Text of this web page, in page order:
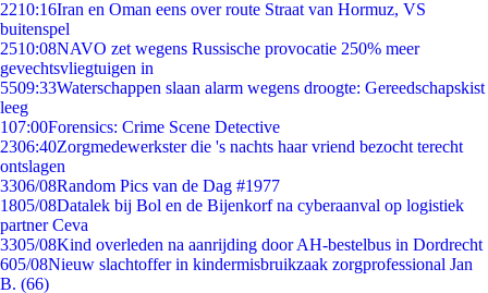
2210:16Iran en Oman eens over route Straat van Hormuz, VS
buitenspel
2510:08NAVO zet wegens Russische provocatie 250% meer
gevechtsvliegtuigen in
5509:33Waterschappen slaan alarm wegens droogte: Gereedschapskist
leeg
107:00Forensics: Crime Scene Detective
2306:40Zorgmedewerkster die 's nachts haar vriend bezocht terecht
ontslagen
3306/08Random Pics van de Dag #1977
1805/08Datalek bij Bol en de Bijenkorf na cyberaanval op logistiek
partner Ceva
3305/08Kind overleden na aanrijding door AH-bestelbus in Dordrecht
605/08Nieuw slachtoffer in kindermisbruikzaak zorgprofessional Jan
B. (66)